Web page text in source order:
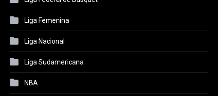
Liga Femenina
Liga Nacional
Liga Sudamericana
NBA